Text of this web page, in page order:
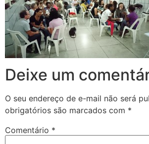
Deixe um
O seu endereço de e-mail não será
obrigatórios são marcados com *
Comentário *